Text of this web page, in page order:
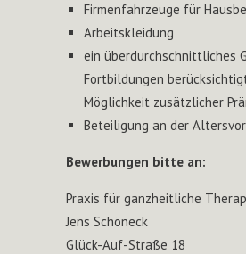
Firmenfahrzeuge für
Arbeitskleidung
ein überdurchschnittliches
Fortbildungen
Möglichkeit zusätzlicher
Beteiligung an der
Bewerbungen bitte an:
Praxis für ganzheitliche
Jens Schöneck
Glück-Auf-Straße 18